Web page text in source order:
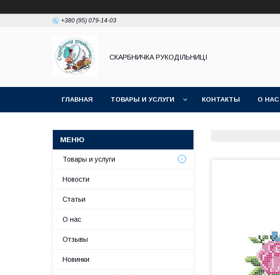
+380 (95) 079-14-03
СКАРБНИЧКА РУКОДІЛЬНИЦІ
ГЛАВНАЯ ТОВАРЫ И УСЛУГИ КОНТАКТЫ О НАС
Товары и услуги
Новости
Статьи
О нас
Отзывы
Новинки